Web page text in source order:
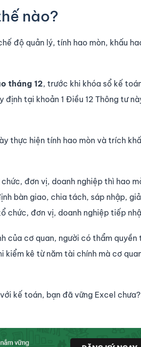
nào?
độ quản lý, tính hao mòn, khấu
tháng 12, trước khi khóa sổ kế
tại khoản 1 Điều 12 Thông tư
thực hiện tính hao mòn và trích
đơn vị, doanh nghiệp thì hao
bàn giao, chia tách, sáp nhập,
chức, đơn vị, doanh nghiệp tiếp
của cơ quan, người có thẩm quyền
kê từ năm tài chính mà cơ
kế toán, bạn đã vững Excel